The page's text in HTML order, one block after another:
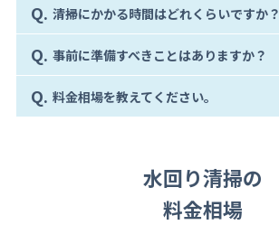
Q. 清掃にかかる時間はどれくらいですか？
Q. 事前に準備すべきことはありますか？
Q. 料金相場を教えてください。
水回り清掃の
料金相場